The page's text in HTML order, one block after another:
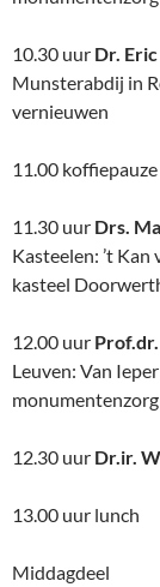
10.30 uur Dr.
Munsterabdij in
vernieuwen
11.00 koffiepauze
11.30 uur Drs.
Kasteelen: ’t
kasteel
12.00 uur
Leuven: Van
12.30 uur Dr.ir.
13.00 uur lunch
Middagdeel